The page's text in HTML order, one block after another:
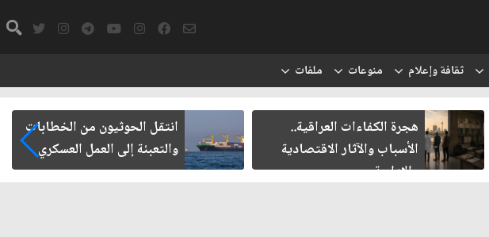
ثقافة وإعلام منوعات ملفات
هجرة الكفاءات العراقية..
الأسباب والآثار الاقتصادية
والإدارية
انتقل الحوثيون من الخطابات
والتعبئة إلى العمل العسكري